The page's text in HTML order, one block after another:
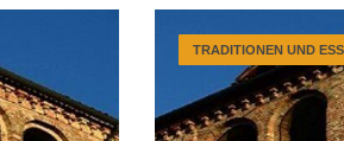
TRADITIONEN UND